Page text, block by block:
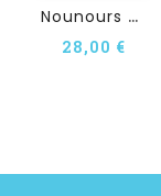
N
Ounours Doudou...
28,00 €